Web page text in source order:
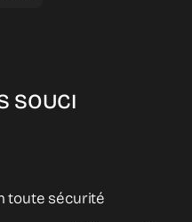
SOUCI
toute sécurité